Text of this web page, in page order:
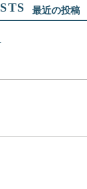
最近の投稿